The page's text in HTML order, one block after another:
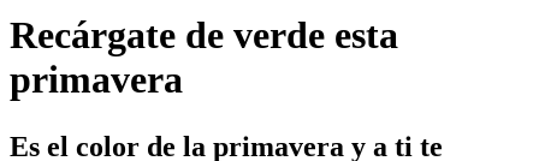
Recárgate de verde esta
primavera
Es el color de la primavera y a ti te